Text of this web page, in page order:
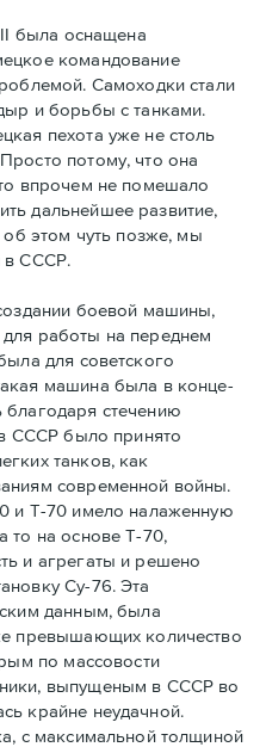
была оснащена
командование
Самоходки стали
и борьбы с танками.
пехота уже не столь
потому, что она
впрочем не помешало
дальнейшее развитие,
об этом чуть позже, мы
в СССР.
боевой машины,
работы на переднем
для советского
машина была в конце-
стечению
в СССР было принято
танков, как
современной войны.
и Т-70 имело налаженную
то на основе Т-70,
и агрегаты и решено
Су-76. Эта
данным, была
превышающих количество
по массовости
выпущеным в СССР во
крайне неудачной.
с максимальной толщиной